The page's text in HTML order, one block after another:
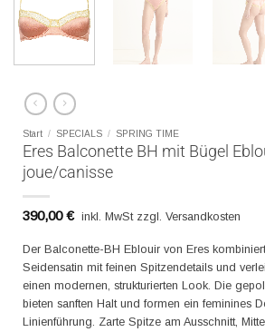
Start / SPECIALS / SPRING TIME
Eres Balconette BH mit Bügel
joue/canisse
390,00€ inkl. MwSt zzgl. Versandkosten
Der Balconette-BH Eblouir von Eres
Seidensatin mit feinen Spitzendetails und
einen modernen, strukturierten Look. Die
bieten sanften Halt und formen ein feminines
Linienführung. Zarte Spitze am Ausschnitt,